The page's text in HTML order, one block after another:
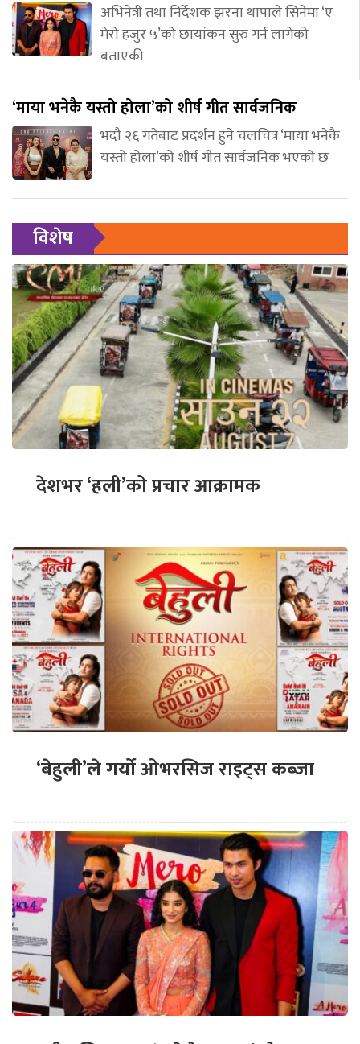
अभिनेत्री तथा निर्देशक झरना थापाले सिनेमा ‘ए
मेरो हजुर ५’को छायांकन सुरु गर्न लागेको
बताएकी
‘माया भनेकै यस्तो होला’को शीर्ष गीत सार्वजनिक
भदौ २६ गतेबाट प्रदर्शन हुने चलचित्र ‘माया भनेकै
यस्तो होला’को शीर्ष गीत सार्वजनिक भएको छ
विशेष
देशभर ‘हली’को प्रचार आक्रामक
‘बेहुली’ले गर्यो ओभरसिज राइट्स कब्जा